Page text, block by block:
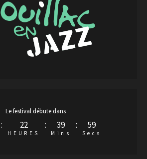
Le festival débute dans
: 22
HEURES
: 39
Mins
: 58
Secs